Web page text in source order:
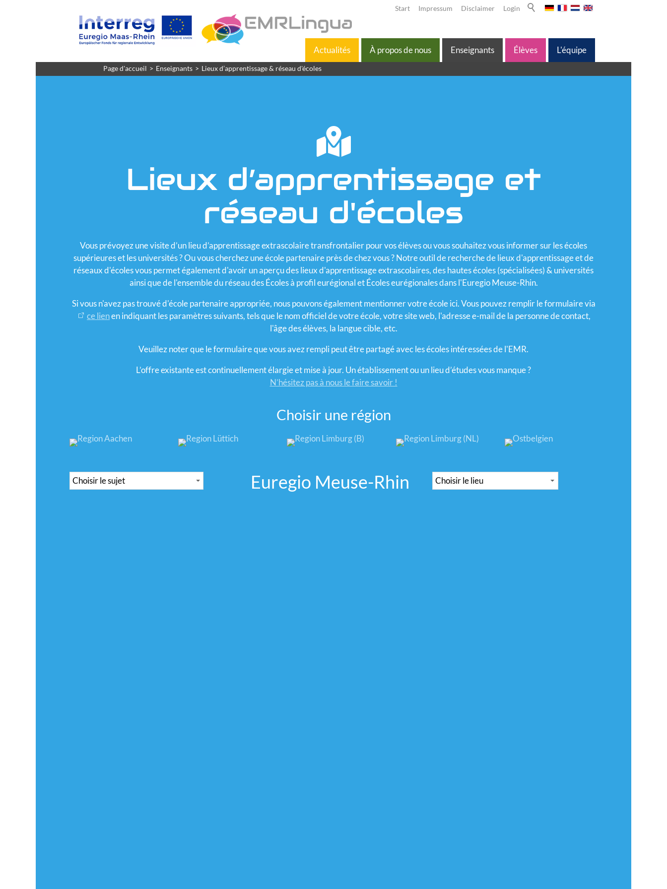
Login
Disclaimer
Impressum
Start
Actualités À propos de nous Enseignants Élèves L'équipe
Page d'accueil Enseignants Lieux d’apprentissage & réseau d'écoles
Lieux d’apprentissage et
réseau d'écoles
Vous prévoyez une visite d’un lieu d’apprentissage extrascolaire transfrontalier pour vos élèves ou vous souhaitez vous informer sur les écoles
supérieures et les universités ? Ou vous cherchez une école partenaire près de chez vous ? Notre outil de recherche de lieux d'apprentissage et de
réseaux d'écoles vous permet également d'avoir un aperçu des lieux d'apprentissage extrascolaires, des hautes écoles (spécialisées) & universités
ainsi que de l'ensemble du réseau des Écoles à profil eurégional et Écoles eurégionales dans l'Euregio Meuse-Rhin.
Si vous n'avez pas trouvé d'école partenaire appropriée, nous pouvons également mentionner votre école ici. Vous pouvez remplir le formulaire via
ce lienen indiquant les paramètres suivants, tels que le nom officiel de votre école, votre site web, l'adresse e-mail de la personne de contact,
l'âge des élèves, la langue cible, etc.
Veuillez noter que le formulaire que vous avez rempli peut être partagé avec les écoles intéressées de l'EMR.
L’offre existante est continuellement élargie et mise à jour. Un établissement ou un lieu d’études vous manque ?
N’hésitez pas à nous le faire savoir !
Choisir une région
Euregio Meuse-Rhin